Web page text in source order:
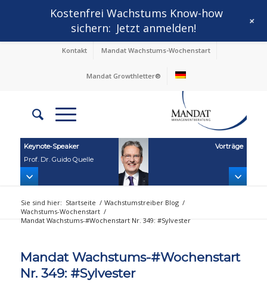
Kontakt Mandat Wachstums-Wochenstart
Mandat Growthletter®
Keynote‑Speaker
Prof. Dr. Guido Quelle
Vorträge
Sie sind hier: Startseite / Wachstumstreiber Blog /
Wachstums-Wochenstart /
Mandat Wachstums-#Wochenstart Nr. 349: #Sylvester
Mandat Wachstums-#Wochenstart
Nr. 349: #Sylvester
Kostenfrei Wachstums Know-how
sichern: Jetzt anmelden! +